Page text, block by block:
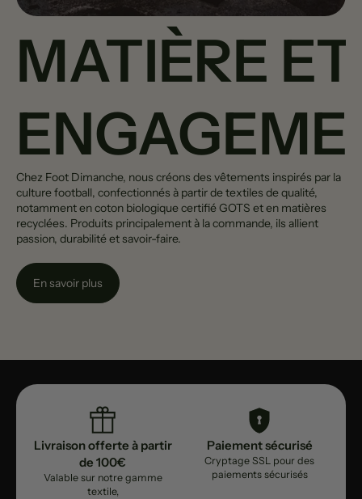
MATIÈRE ET
Chez Foot Dimanche, nous créons des vêtements inspirés par la
culture football, confectionnés à partir de textiles de qualité,
notamment en coton biologique certifié GOTS et en matières
recyclées. Produits principalement à la commande, ils allient
passion, durabilité et savoir-faire.
En savoir plus
Livraison offerte à partir
de 100€
Valable sur notre gamme
textile,
Paiement sécurisé
Cryptage SSL pour des
paiements sécurisés